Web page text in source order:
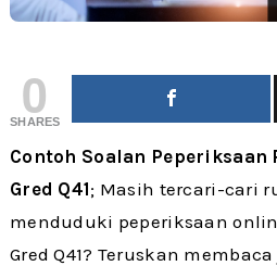
0
SHARES
Contoh Soalan Peperiksaan
Gred Q41; Masih tercari-cari
menduduki peperiksaan
Gred Q41? Teruskan